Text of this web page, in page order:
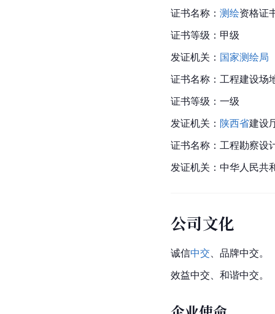
证书名称： 测绘资格证
证书等级：甲级
发证机关： 国家测绘局
证书名称：工程建设场
证书等级：一级
发证机关： 陕西省建设
证书名称：工程勘察设
发证机关：中华人民共
公司文化
诚信中交 、品牌中交。
效益中交、和谐中交。